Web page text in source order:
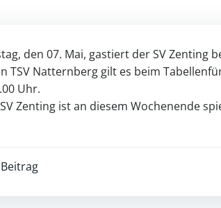
den 07. Mai, gastiert der SV
TSV Natternberg gilt es beim
Uhr.
Zenting ist an diesem Wochenende